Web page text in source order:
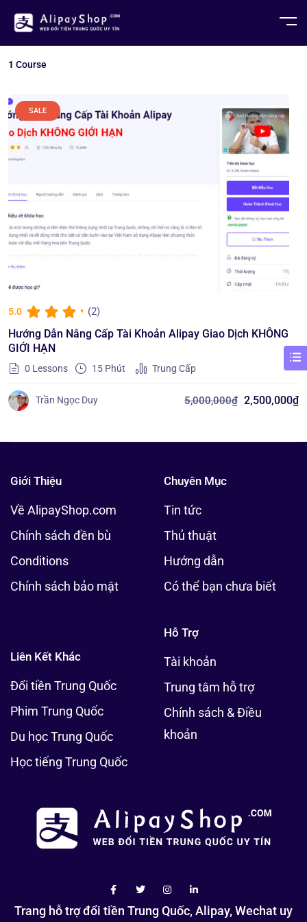
1 Course
SALE
5.0 (2)
Hướng Dẫn Nâng Cấp Tài Khoản Alipay Giao Dịch KHÔNG
GIỚI HẠN
0 Lessons 15 Phút Trung Cấp
Trần Ngọc Duy 5,000,000₫ 2,500,000₫
Giới Thiệu
Về AlipayShop.com
Chính sách đền bù
Conditions
Chính sách bảo mật
Chuyên Mục
Tin tức
Thủ thuật
Hướng dẫn
Có thể bạn chưa biết
Liên Kết Khác
Đổi tiền Trung Quốc
Phim Trung Quốc
Du học Trung Quốc
Học tiếng Trung Quốc
Hỗ Trợ
Tài khoản
Trung tâm hỗ trợ
Chính sách & Điều
khoản
Trang hỗ trợ đổi tiền Trung Quốc, Alipay, Wechat uy